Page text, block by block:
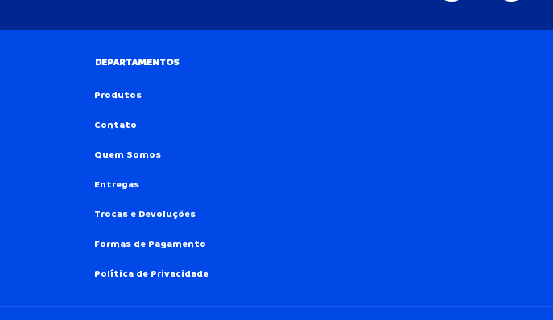
DEPARTAMENTOS
Produtos
Contato
Quem Somos
Entregas
Trocas e Devoluções
Formas de Pagamento
Política de Privacidade